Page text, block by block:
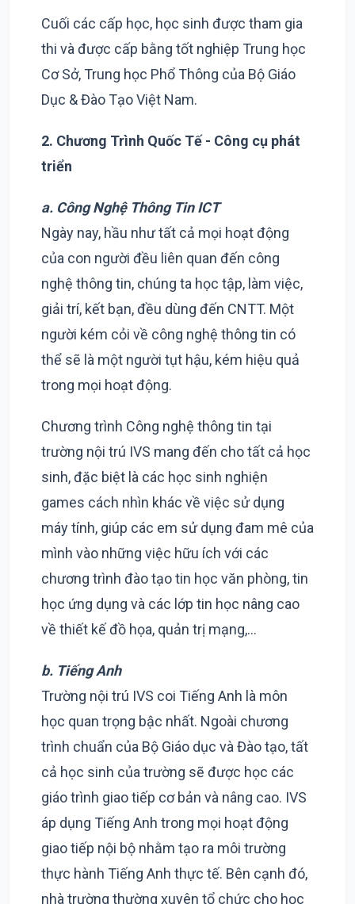
Cuối các cấp học, học sinh được tham gia
thi và được cấp bằng tốt nghiệp Trung học
Cơ Sở, Trung học Phổ Thông của Bộ Giáo
Dục & Đào Tạo Việt Nam.
2. Chương Trình Quốc Tế - Công cụ phát
triển
a. Công Nghệ Thông Tin ICT
Ngày nay, hầu như tất cả mọi hoạt động
của con người đều liên quan đến công
nghệ thông tin, chúng ta học tập, làm việc,
giải trí, kết bạn, đều dùng đến CNTT. Một
người kém cỏi về công nghệ thông tin có
thể sẽ là một người tụt hậu, kém hiệu quả
trong mọi hoạt động.
Chương trình Công nghệ thông tin tại
trường nội trú IVS mang đến cho tất cả học
sinh, đặc biệt là các học sinh nghiện
games cách nhìn khác về việc sử dụng
máy tính, giúp các em sử dụng đam mê của
mình vào những việc hữu ích với các
chương trình đào tạo tin học văn phòng, tin
học ứng dụng và các lớp tin học nâng cao
về thiết kế đồ họa, quản trị mạng,…
b. Tiếng Anh
Trường nội trú IVS coi Tiếng Anh là môn
học quan trọng bậc nhất. Ngoài chương
trình chuẩn của Bộ Giáo dục và Đào tạo, tất
cả học sinh của trường sẽ được học các
giáo trình giao tiếp cơ bản và nâng cao. IVS
áp dụng Tiếng Anh trong mọi hoạt động
giao tiếp nội bộ nhằm tạo ra môi trường
thực hành Tiếng Anh thực tế. Bên cạnh đó,
nhà trường thường xuyên tổ chức cho học